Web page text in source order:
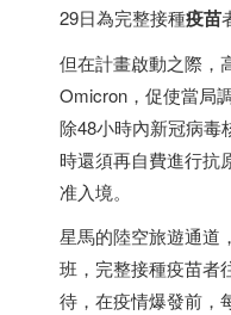
29日為完整接種疫苗
但在計畫啟動之際，
Omicron，促使當局
除48小時內新冠病毒
時還須再自費進行抗
准入境。
星馬的陸空旅遊通道
班，完整接種疫苗者
待，在疫情爆發前，